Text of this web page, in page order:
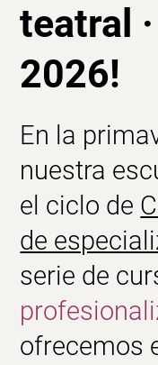
teatral
2026!
En la
nuestra
el ciclo de
de
serie de
ofrecemos